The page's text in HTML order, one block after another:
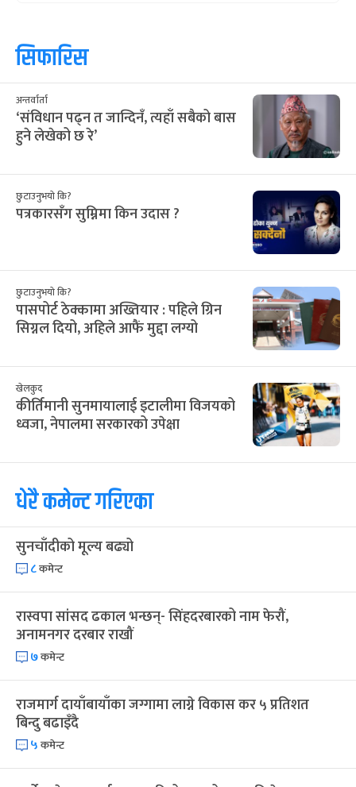
सिफारिस
अन्तर्वार्ता
‘संविधान पढ्न त जान्दिनँ, त्यहाँ सबैको बास
हुने लेखेको छ रे’
छुटाउनुभयो कि?
पत्रकारसँग सुम्निमा किन उदास ?
छुटाउनुभयो कि?
पासपोर्ट ठेक्कामा अख्तियार : पहिले ग्रिन
सिग्नल दियो, अहिले आफैं मुद्दा लग्यो
खेलकुद
कीर्तिमानी सुनमायालाई इटालीमा विजयको
ध्वजा, नेपालमा सरकारको उपेक्षा
धेरै कमेन्ट गरिएका
सुनचाँदीको मूल्य बढ्यो
८कमेन्ट
रास्वपा सांसद ढकाल भन्छन्- सिंहदरबारको नाम फेरौं,
अनामनगर दरबार राखौं
७कमेन्ट
राजमार्ग दायाँबायाँका जग्गामा लाग्ने विकास कर ५ प्रतिशत
बिन्दु बढाइँदै
५कमेन्ट